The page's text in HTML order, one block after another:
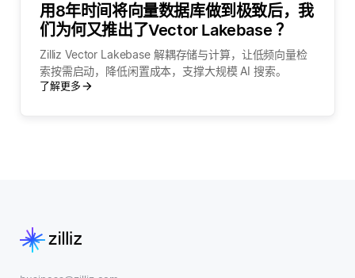
用8年时间将向量数据库做到极致后，我
们为何又推出了Vector Lakebase ？
Zilliz Vector Lakebase 解耦存储与计算，让低频向量检
索按需启动，降低闲置成本，支撑大规模 AI 搜索。
了解更多